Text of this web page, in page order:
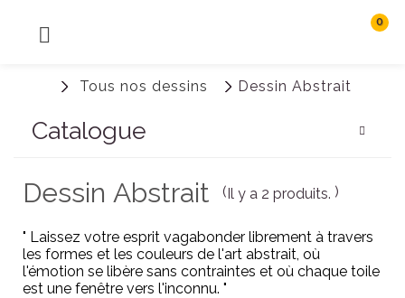
0
Connexion
Tous nos dessins Dessin Abstrait
Catalogue
Dessin Abstrait (Il y a 2 produits. )
" Laissez votre esprit vagabonder librement à travers
les formes et les couleurs de l'art abstrait, où
l'émotion se libère sans contraintes et où chaque toile
est une fenêtre vers l'inconnu. "